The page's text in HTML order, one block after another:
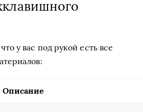
у вас под рукой есть все
Описание